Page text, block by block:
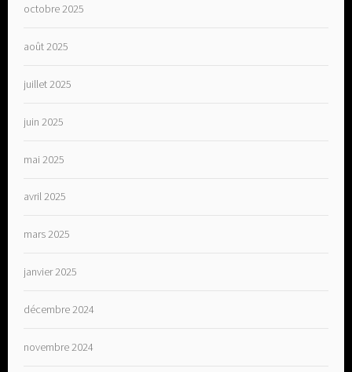
octobre 2025
août 2025
juillet 2025
juin 2025
mai 2025
avril 2025
mars 2025
janvier 2025
décembre 2024
novembre 2024